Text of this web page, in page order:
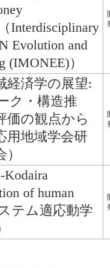
Interdisciplinary
Evolution and
(IMONEE)）
経済学の展望:
ク・構造推
価の観点から
用地域学会研
Kodaira
of human
テム適応動学